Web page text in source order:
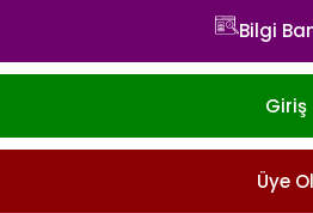
Bilgi
Giriş
Üye Ol